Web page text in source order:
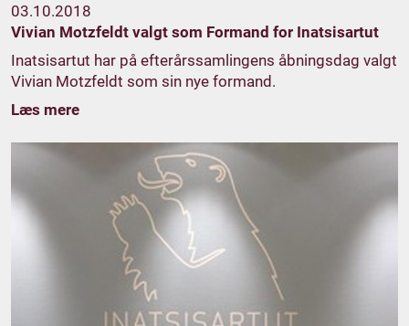
03.10.2018
Vivian Motzfeldt valgt som Formand for Inatsisartut
Inatsisartut har på efterårssamlingens åbningsdag valgt
Vivian Motzfeldt som sin nye formand.
Læs mere